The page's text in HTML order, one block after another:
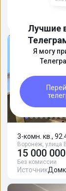
3-комн. кв.,
Воронеж, улица
15 000
Без комиссии
Источник
Лучшие
Я могу